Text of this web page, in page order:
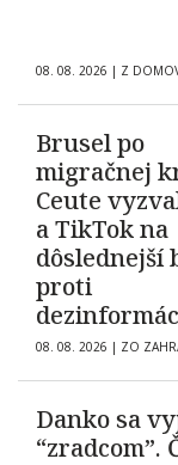
08. 08. 2026 | Z
Brusel po
migračnej
Ceute
a TikTok na
dôslednejší
proti
08. 08. 2026 | ZO
Danko sa
“zradcom”.